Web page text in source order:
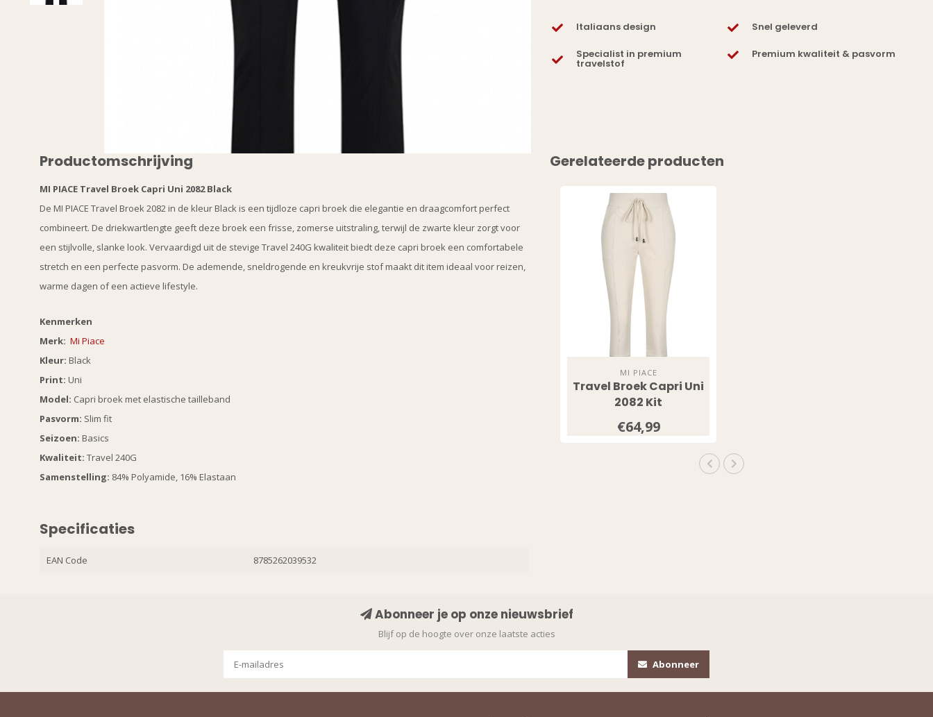
Italiaans design Snel geleverd
Specialist in premium
travelstof
Premium kwaliteit & pasvorm
Productomschrijving
MI PIACE Travel Broek Capri Uni 2082 Black
De MI PIACE Travel Broek 2082 in de kleur Black is een tijdloze capri broek die elegantie en draagcomfort perfect
combineert. De driekwartlengte geeft deze broek een frisse, zomerse uitstraling, terwijl de zwarte kleur zorgt voor
een stijlvolle, slanke look. Vervaardigd uit de stevige Travel 240G kwaliteit biedt deze capri broek een comfortabele
stretch en een perfecte pasvorm. De ademende, sneldrogende en kreukvrije stof maakt dit item ideaal voor reizen,
warme dagen of een actieve lifestyle.
Kenmerken
Merk: Mi Piace
Kleur: Black
Print: Uni
Model: Capri broek met elastische tailleband
Pasvorm: Slim fit
Seizoen: Basics
Kwaliteit: Travel 240G
Samenstelling: 84% Polyamide, 16% Elastaan
Specificaties
EAN Code 8785262039532
Gerelateerde producten
MI PIACE
Travel Broek Capri Uni
2082 Kit
€64,99
Abonneer je op onze nieuwsbrief
Blijf op de hoogte over onze laatste acties
Abonneer